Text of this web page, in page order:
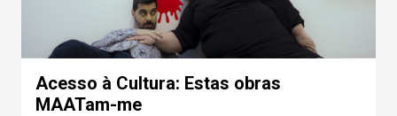
Acesso à Cultura: Estas obras
MAATam-me